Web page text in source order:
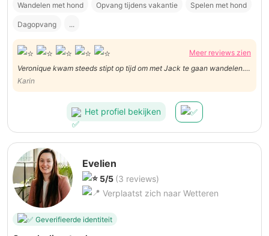
Wandelen met hond Opvang tijdens vakantie Spelen met hond
Dagopvang ...
Meer reviews zien
Veronique kwam steeds stipt op tijd om met Jack te gaan wandelen.
Ze bracht daarbij dikwijls haar eigen hondje mee, wat wel leuk was
voor Jack. Een heel aangenaam persoon die ook wel eens tijd
vrijmaakte voor een babbeltje of om tips te geven. Super!
Karin
Het profiel bekijken
Evelien
5/5 (3 reviews)
Verplaatst zich naar Wetteren
Geverifieerde identiteit